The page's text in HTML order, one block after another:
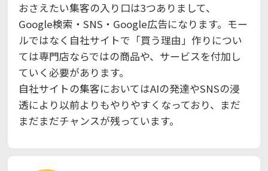
おさえたい集客の入り口は3つありまして、
Google検索・SNS・Google広告になります。モー
ルではなく自社サイトで「買う理由」作りについ
ては専門店ならではの商品や、サービスを付加し
ていく必要があります。
自社サイトの集客においてはAIの発達やSNSの浸
透により以前よりもやりやすくなっており、まだ
まだまだチャンスが残っています。